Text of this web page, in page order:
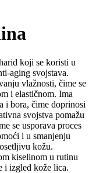
koji se koristi u
aging svojstava.
vlažnosti, čime se
i elastičnom. Ima
i bora, čime doprinosi
svojstva pomažu
se usporava proces
i u smanjenju
kožu.
kiselinom u rutinu
i izgled kože lica.